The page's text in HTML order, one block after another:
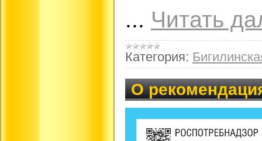
... Читать
Категория:
О